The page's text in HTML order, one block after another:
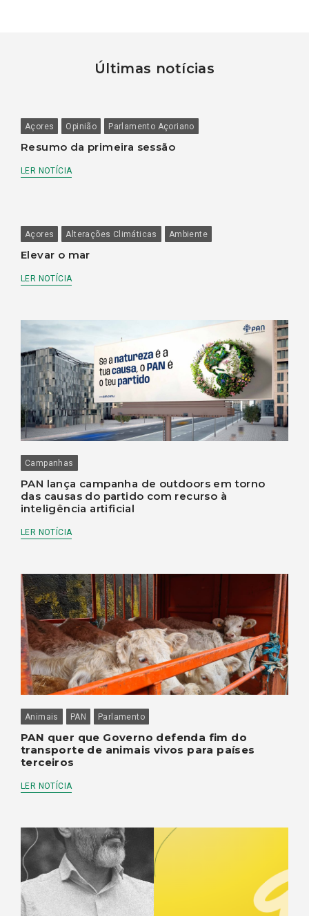
Últimas notícias
Açores Opinião Parlamento Açoriano
Resumo da primeira sessão
LER NOTÍCIA
Açores Alterações Climáticas Ambiente
Elevar o mar
LER NOTÍCIA
Campanhas
PAN lança campanha de outdoors em torno
das causas do partido com recurso à
inteligência artificial
LER NOTÍCIA
Animais PAN Parlamento
PAN quer que Governo defenda fim do
transporte de animais vivos para países
terceiros
LER NOTÍCIA